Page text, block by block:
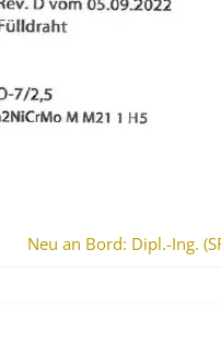
Neu an Bord: Dipl.-Ing.